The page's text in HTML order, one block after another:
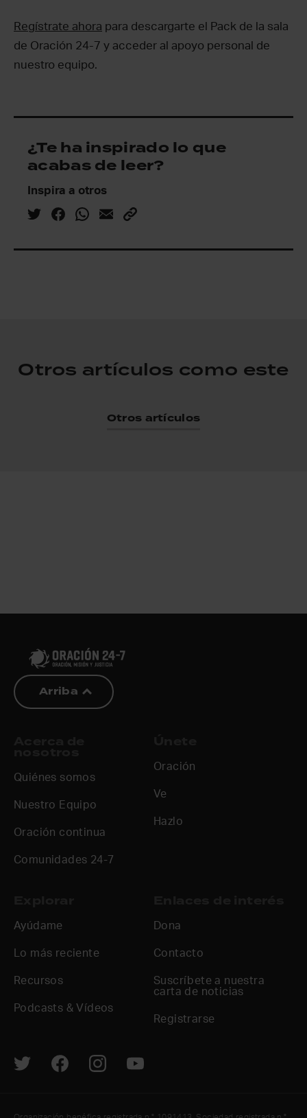
Regístrate ahora para descargarte el Pack de la sala
de Oración 24-7 y acceder al apoyo personal de
nuestro equipo.
¿Te ha inspirado lo que
acabas de leer?
Inspira a otros
Otros artículos como este
Otros artículos
Arriba
Quiénes somos
Nuestro Equipo
Oración continua
Comunidades 24-7
Oración
Ve
Hazlo
Ayúdame
Lo más reciente
Recursos
Podcasts & Vídeos
Dona
Contacto
Suscríbete a nuestra
carta de noticias
Registrarse